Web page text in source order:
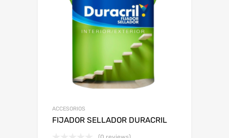
ACCESORIOS
FIJADOR SELLADOR DURACRIL